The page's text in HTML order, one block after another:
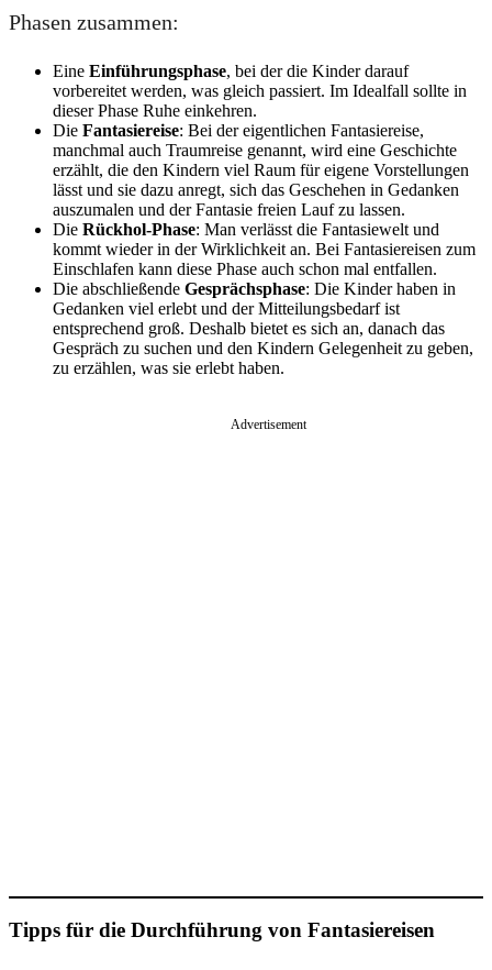
Phasen zusammen:
Eine Einführungsphase, bei der die Kinder darauf
vorbereitet werden, was gleich passiert. Im Idealfall sollte in
dieser Phase Ruhe einkehren.
Die Fantasiereise: Bei der eigentlichen Fantasiereise,
manchmal auch Traumreise genannt, wird eine Geschichte
erzählt, die den Kindern viel Raum für eigene Vorstellungen
lässt und sie dazu anregt, sich das Geschehen in Gedanken
auszumalen und der Fantasie freien Lauf zu lassen.
Die Rückhol-Phase: Man verlässt die Fantasiewelt und
kommt wieder in der Wirklichkeit an. Bei Fantasiereisen zum
Einschlafen kann diese Phase auch schon mal entfallen.
Die abschließende Gesprächsphase: Die Kinder haben in
Gedanken viel erlebt und der Mitteilungsbedarf ist
entsprechend groß. Deshalb bietet es sich an, danach das
Gespräch zu suchen und den Kindern Gelegenheit zu geben,
zu erzählen, was sie erlebt haben.
Advertisement
Tipps für die Durchführung von Fantasiereisen